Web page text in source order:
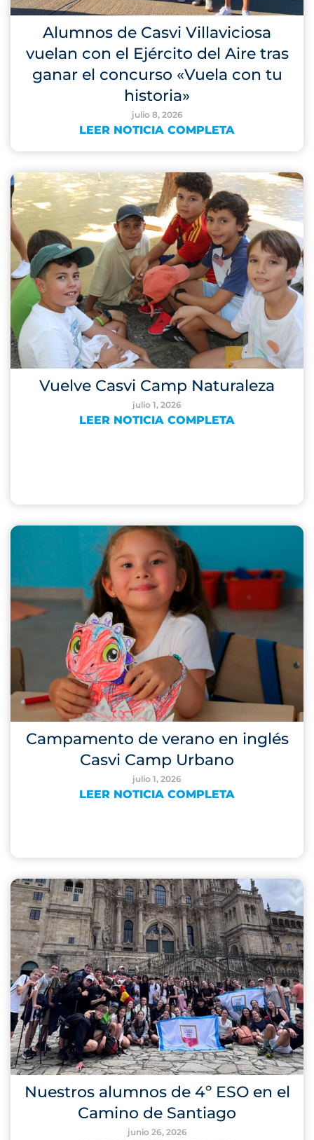
Alumnos de Casvi Villaviciosa
vuelan con el Ejército del Aire tras
ganar el concurso «Vuela con tu
historia»
julio 8, 2026
LEER NOTICIA COMPLETA
Vuelve Casvi Camp Naturaleza
julio 1, 2026
LEER NOTICIA COMPLETA
Campamento de verano en inglés
Casvi Camp Urbano
julio 1, 2026
LEER NOTICIA COMPLETA
Nuestros alumnos de 4º ESO en el
Camino de Santiago
junio 26, 2026